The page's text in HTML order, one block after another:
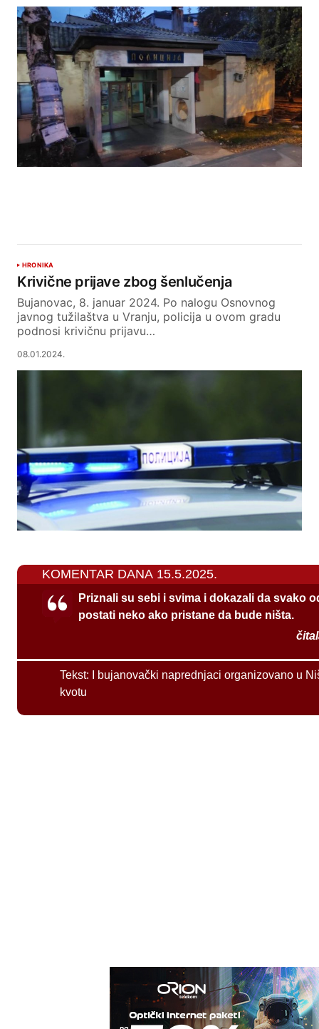
HRONIKA
Krivične prijave zbog šenlučenja
Bujanovac, 8. januar 2024. Po nalogu Osnovnog
javnog tužilaštva u Vranju, policija u ovom gradu
podnosi krivičnu prijavu…
08.01.2024.
KOMENTAR DANA 15.5.2025.
Priznali su sebi i svima i dokazali da svako
postati neko ako pristane da bude ništa.
Tekst:
I bujanovački naprednjaci organizovano u
kvotu